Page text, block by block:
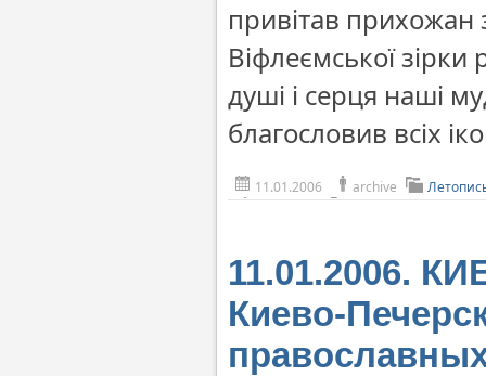
привітав прихожан
Віфлеємської
душі і серця наші
благословив всіх
11.01.2006 archive
11.01.2006.
Киево-